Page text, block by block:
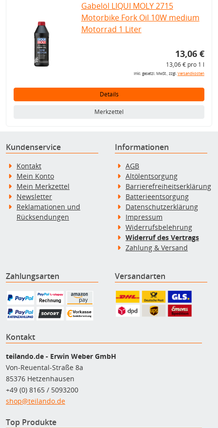
Gabelöl LIQUI MOLY 2715
Motorbike Fork Oil 10W medium
Motorrad 1 Liter
13,06 €
13,06 € pro 1 l
inkl. gesetzl. MwSt., zzgl.Versandkosten
Details
Merkzettel
Kundenservice
Kontakt
Mein Konto
Mein Merkzettel
Newsletter
Reklamationen und
Rücksendungen
Informationen
AGB
Altölentsorgung
Barrierefreiheitserklärung
Batterieentsorgung
Datenschutzerklärung
Impressum
Widerrufsbelehrung
Widerruf des Vertrags
Zahlung & Versand
Zahlungsarten Versandarten
Kontakt
teilando.de - Erwin Weber GmbH
Von-Reuental-Straße 8a
85376 Hetzenhausen
+49 (0) 8165 / 5093200
shop@teilando.de
Top Produkte